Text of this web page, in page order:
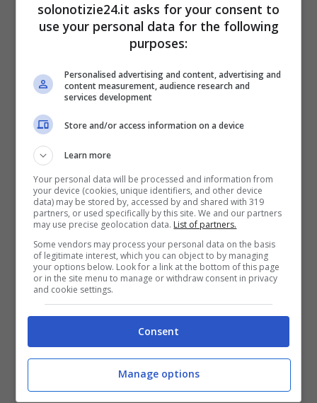
LEGGI ANCHE->Rocio Munoz
Morales gonnellina di pelle e
anfibi | L’outfit fa impazzire i fan
LEGGI ANCHE->Il Paradiso delle
Signore stop: quando verrà
solonotizie24.it asks for your consent to
use your personal data for the following
purposes:
Personalised advertising and content, advertising and
content measurement, audience research and
services development
Store and/or access information on a device
Learn more
Your personal data will be processed and information from
your device (cookies, unique identifiers, and other device
data) may be stored by, accessed by and shared with 319
partners, or used specifically by this site. We and our partners
may use precise geolocation data. List of partners.
Some vendors may process your personal data on the basis
of legitimate interest, which you can object to by managing
your options below. Look for a link at the bottom of this page
or in the site menu to manage or withdraw consent in privacy
and cookie settings.
Consent
Manage options